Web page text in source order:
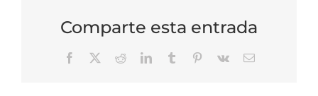
Comparte esta entrada
Facebook RedditLinkedInTumblr Pinterest
Vk
Correo